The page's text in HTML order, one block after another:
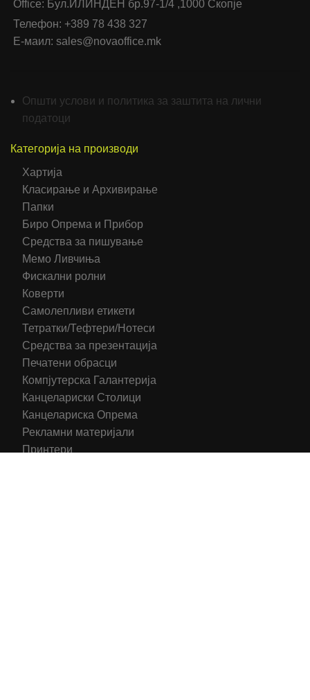
Office: Бул.ИЛИНДЕН бр.97-1/4 ,1000 Скопје
Телефон: +389 78 438 327
Е-маил: sales@novaoffice.mk
Општи услови и политика за заштита на лични
податоци
Категорија на производи
Хартија
Класирање и Архивирање
Папки
Биро Опрема и Прибор
Средства за пишување
Мемо Ливчиња
Фискални ролни
Коверти
Самолепливи етикети
Тетратки/Тефтери/Нотеси
Средства за презентација
Печатени обрасци
Компјутерска Галантерија
Канцелариски Столици
Канцелариска Опрема
Рекламни материјали
Принтери